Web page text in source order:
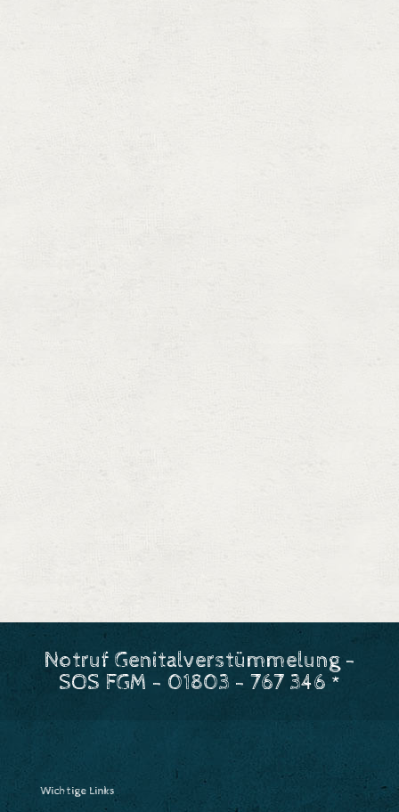
Notruf Genitalverstümmelung -
SOS FGM - 01803 - 767 346 *
Wichtige Links